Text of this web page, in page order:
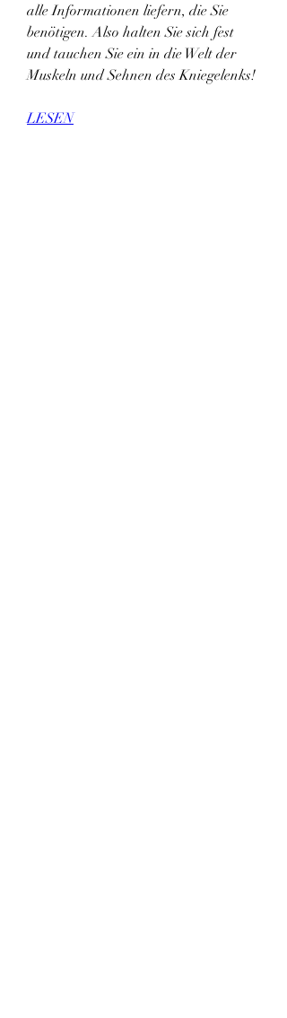
alle Informationen liefern, die Sie
benötigen. Also halten Sie sich fest
und tauchen Sie ein in die Welt der
Muskeln und Sehnen des Kniegelenks!
LESEN